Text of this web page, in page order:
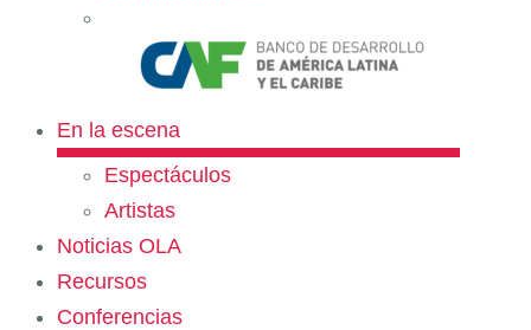
En la escena
Espectáculos
Artistas
Noticias OLA
Recursos
Conferencias